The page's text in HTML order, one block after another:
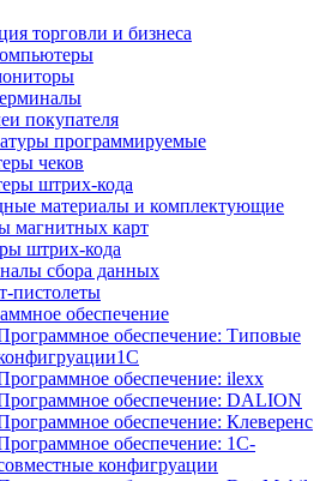
торговли и бизнеса
покупателя
программируемые
чеков
штрих-кода
материалы и комплектующие
магнитных карт
штрих-кода
сбора данных
пистолеты
обеспечение
обеспечение: Типовые
обеспечение: ilexx
обеспечение: DALION
обеспечение: Клеверенс
обеспечение: 1С-
конфигруации